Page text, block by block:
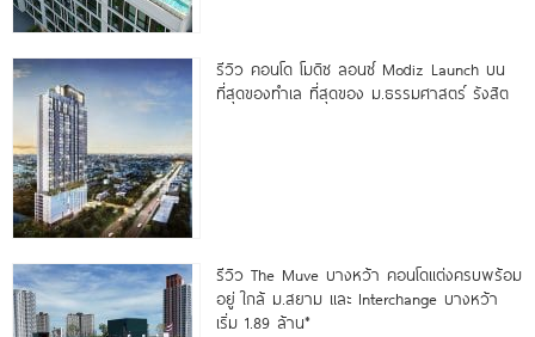
รีวิว คอนโด โมดิซ ลอนซ์ Modiz Launch บน
ที่สุดของทำเล ที่สุดของ ม.ธรรมศาสตร์ รังสิต
รีวิว The Muve บางหว้า คอนโดแต่งครบพร้อม
อยู่ ใกล้ ม.สยาม และ Interchange บางหว้า
เริ่ม 1.89 ล้าน*